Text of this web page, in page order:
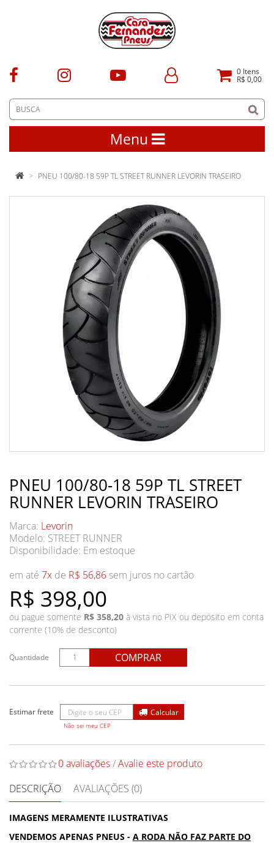
0 Itens
R$ 0,00
Menu
PNEU 100/80-18 59P TL STREET RUNNER LEVORIN TRASEIRO
PNEU 100/80-18 59P TL STREET
RUNNER LEVORIN TRASEIRO
Marca: Levorin
Modelo: STREET RUNNER
Disponibilidade: Em estoque
R$ 398,00
em até 7x de R$ 56,86 sem juros no cartão
ou pague somente R$ 358,20 à vista no PIX ou depósito em conta
corrente (10% de desconto)
Quantidade COMPRAR
Não sei meu CEP
0 avaliações/Avalie este produto
DESCRIÇÃO
AVALIAÇÕES (0)
IMAGENS MERAMENTE ILUSTRATIVAS
VENDEMOS APENAS PNEUS - A RODA NÃO FAZ PARTE DO